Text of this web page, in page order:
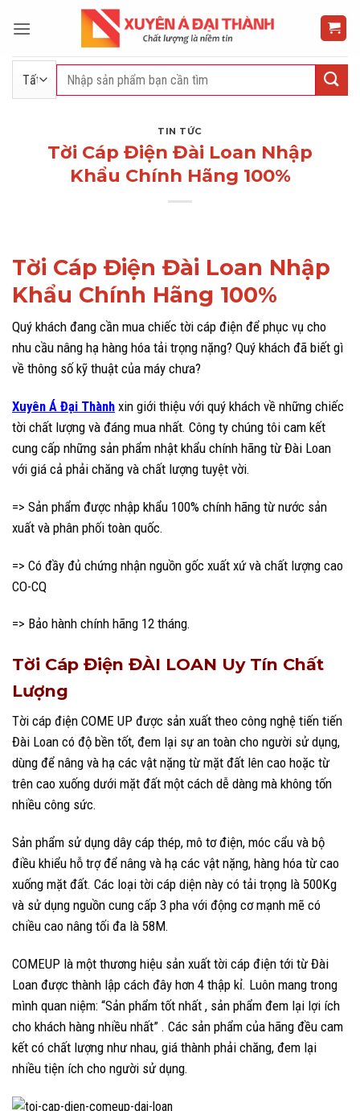
qua
Tìm
TIN TỨC
Tời Cáp Điện Đài Loan Nhập
Khẩu Chính Hãng 100%
Tời Cáp Điện Đài Loan Nhập
Khẩu Chính Hãng 100%
Quý khách đang cần mua chiếc tời cáp điện để phục vụ cho
nhu cầu nâng hạ hàng hóa tải trọng nặng? Quý khách đã biết gì
về thông số kỹ thuật của máy chưa?
Xuyên Á Đại Thành xin giới thiệu với quý khách về những chiếc
tời chất lượng và đáng mua nhất. Công ty chúng tôi cam kết
cung cấp những sản phẩm nhật khẩu chính hãng từ Đài Loan
với giá cả phải chăng và chất lượng tuyệt vời.
=> Sản phẩm được nhập khẩu 100% chính hãng từ nước sản
xuất và phân phối toàn quốc.
=> Có đầy đủ chứng nhận nguồn gốc xuất xứ và chất lượng cao
CO-CQ
=> Bảo hành chính hãng 12 tháng.
Tời Cáp Điện ĐÀI LOAN Uy Tín Chất
Lượng
Tời cáp điện COME UP được sản xuất theo công nghệ tiến tiến
Đài Loan có độ bền tốt, đem lại sự an toàn cho người sử dụng,
dùng để nâng và hạ các vật nặng từ mặt đất lên cao hoặc từ
trên cao xuống dưới mặt đất một cách dễ dàng mà không tốn
nhiều công sức.
Sản phẩm sử dụng dây cáp thép, mô tơ điện, móc cẩu và bộ
điều khiểu hỗ trợ để nâng và hạ các vật nặng, hàng hóa từ cao
xuống mặt đất. Các loại tời cáp diện này có tải trọng là 500Kg
và sử dụng nguồn cung cấp 3 pha với động cơ mạnh mẽ có
chiều cao nâng tối đa là 58M.
COMEUP là một thương hiệu sản xuất tời cáp điện tới từ Đài
Loan được thành lập cách đây hơn 4 thập kỉ. Luôn mang trong
mình quan niệm: “Sản phẩm tốt nhất , sản phẩm đem lại lợi ích
cho khách hàng nhiều nhất” . Các sản phẩm của hãng đều cam
kết có chất lượng như nhau, giá thành phải chăng, đem lại
nhiều tiện ích cho người sử dụng.